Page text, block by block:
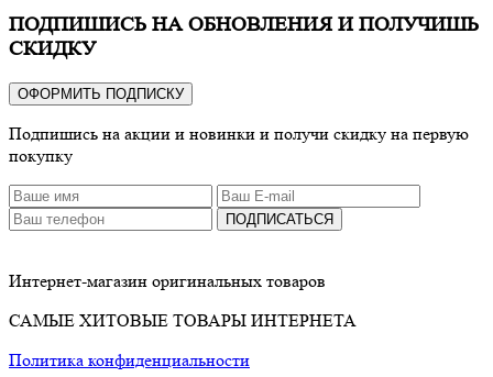
ПОДПИШИСЬ НА ОБНОВЛЕНИЯ И ПОЛУЧИШЬ
СКИДКУ
ОФОРМИТЬ ПОДПИСКУ
Подпишись на акции и новинки и получи скидку на первую
покупку
ПОДПИСАТЬСЯ
Интернет-магазин оригинальных товаров
САМЫЕ ХИТОВЫЕ ТОВАРЫ ИНТЕРНЕТА
Политика конфиденциальности